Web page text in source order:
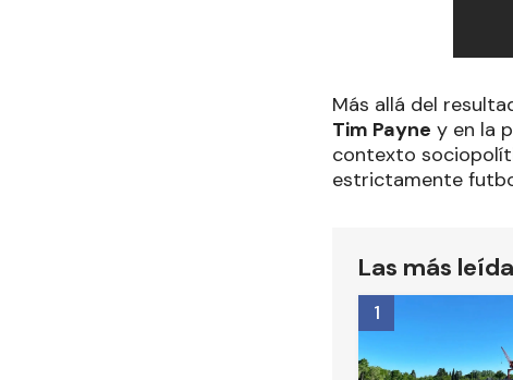
Más allá del
Tim Payne y en la
contexto
estrictamente
Las más
1